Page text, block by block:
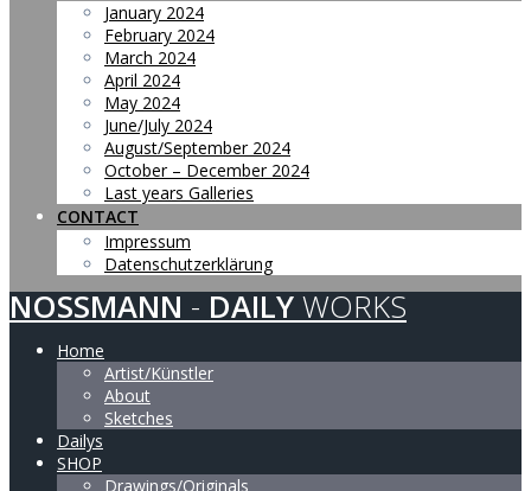
January 2024
February 2024
March 2024
April 2024
May 2024
June/July 2024
August/September 2024
October – December 2024
Last years Galleries
CONTACT
Impressum
Datenschutzerklärung
NOSSMANN - DAILY WORKS
Home
Artist/Künstler
About
Sketches
Dailys
SHOP
Drawings/Originals